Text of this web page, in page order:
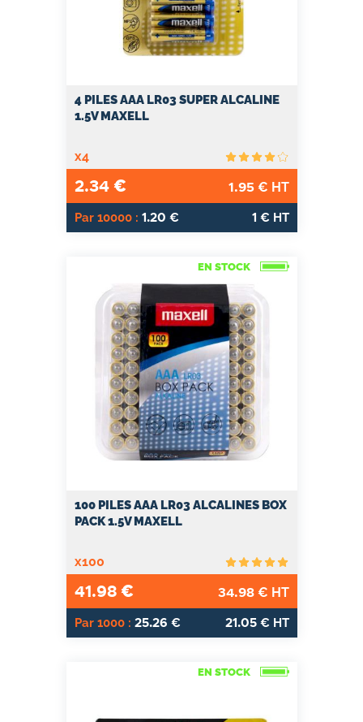
4 PILES AAA LR03 SUPER ALCALINE
1.5V MAXELL
x4
2.34€ 1.95€ HT
Par 10000 : 1.20 € 1 € HT
EN STOCK
100 PILES AAA LR03 ALCALINES BOX
PACK 1.5V MAXELL
x100
41.98€ 34.98€ HT
Par 1000 : 25.26 € 21.05€ HT
EN STOCK